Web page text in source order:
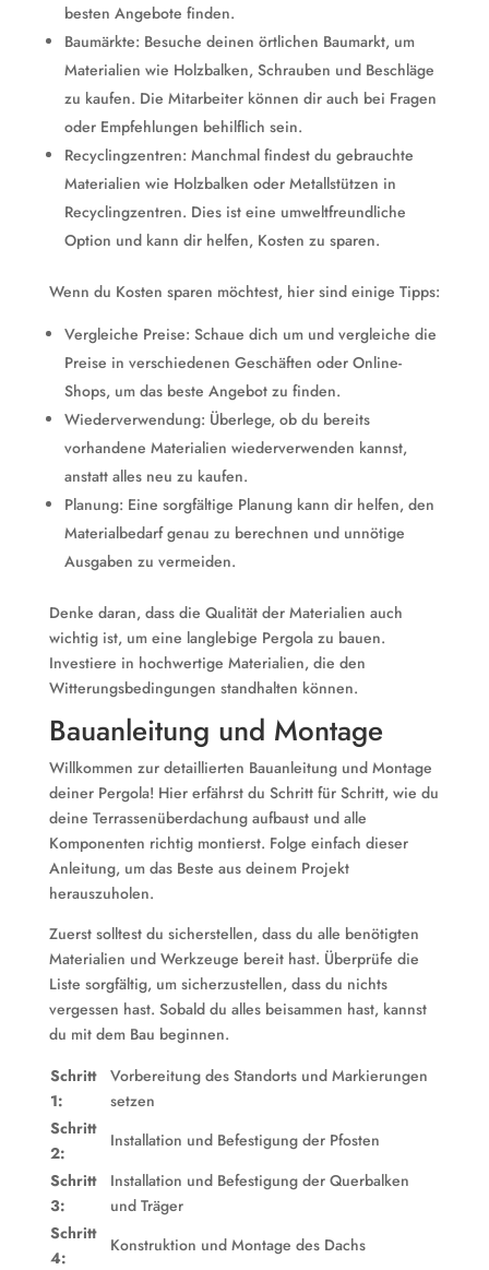
besten Angebote finden.
Baumärkte: Besuche deinen örtlichen Baumarkt, um
Materialien wie Holzbalken, Schrauben und Beschläge
zu kaufen. Die Mitarbeiter können dir auch bei Fragen
oder Empfehlungen behilflich sein.
Recyclingzentren: Manchmal findest du gebrauchte
Materialien wie Holzbalken oder Metallstützen in
Recyclingzentren. Dies ist eine umweltfreundliche
Option und kann dir helfen, Kosten zu sparen.
Wenn du Kosten sparen möchtest, hier sind einige Tipps:
Vergleiche Preise: Schaue dich um und vergleiche die
Preise in verschiedenen Geschäften oder Online-
Shops, um das beste Angebot zu finden.
Wiederverwendung: Überlege, ob du bereits
vorhandene Materialien wiederverwenden kannst,
anstatt alles neu zu kaufen.
Planung: Eine sorgfältige Planung kann dir helfen, den
Materialbedarf genau zu berechnen und unnötige
Ausgaben zu vermeiden.
Denke daran, dass die Qualität der Materialien auch
wichtig ist, um eine langlebige Pergola zu bauen.
Investiere in hochwertige Materialien, die den
Witterungsbedingungen standhalten können.
Bauanleitung und Montage
Willkommen zur detaillierten Bauanleitung und Montage
deiner Pergola! Hier erfährst du Schritt für Schritt, wie du
deine Terrassenüberdachung aufbaust und alle
Komponenten richtig montierst. Folge einfach dieser
Anleitung, um das Beste aus deinem Projekt
herauszuholen.
Zuerst solltest du sicherstellen, dass du alle benötigten
Materialien und Werkzeuge bereit hast. Überprüfe die
Liste sorgfältig, um sicherzustellen, dass du nichts
vergessen hast. Sobald du alles beisammen hast, kannst
du mit dem Bau beginnen.
Schritt
1:
Vorbereitung des Standorts und Markierungen
setzen
Schritt
2:
Installation und Befestigung der Pfosten
Schritt
3:
Installation und Befestigung der Querbalken
und Träger
Schritt
4:
Konstruktion und Montage des Dachs